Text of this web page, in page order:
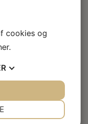
cookies og
.